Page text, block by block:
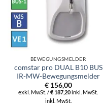
BEWEGUNGSMELDER
comstar pro DUAL B10 BUS
IR-MW-Bewegungsmelder
€156,00
exkl. MwSt. /€ 187,20inkl. MwSt.
inkl. MwSt.